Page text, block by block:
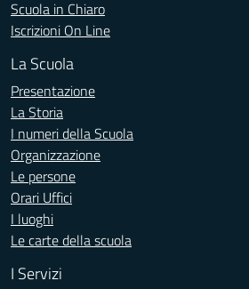
Scuola in Chiaro
Iscrizioni On Line
La Scuola
Presentazione
La Storia
I numeri della Scuola
Organizzazione
Le persone
Orari Uffici
I luoghi
Le carte della scuola
I Servizi